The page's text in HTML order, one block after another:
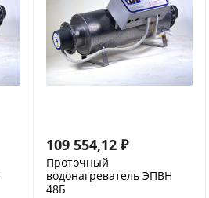
109 554,12 ₽
Проточный
водонагреватель ЭПВН
48Б